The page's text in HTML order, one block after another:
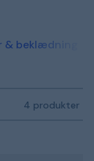
& beklædning
4 produkter